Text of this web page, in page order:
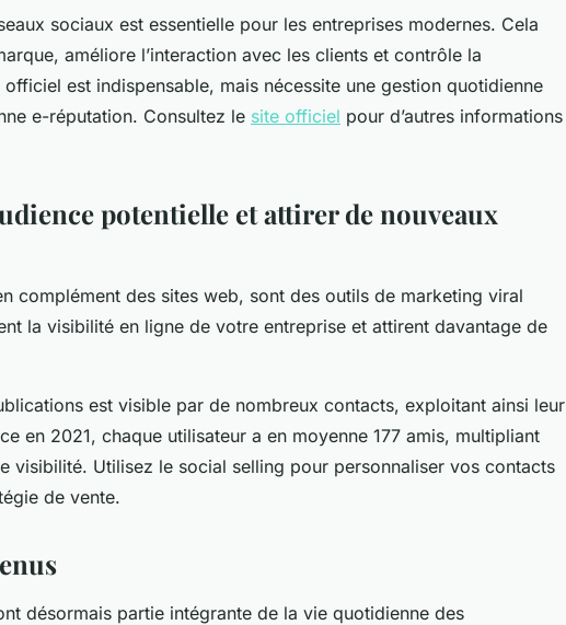
sociaux est essentielle pour les entreprises modernes. Cela
améliore l’interaction avec les clients et contrôle la
est indispensable, mais nécessite une gestion quotidienne
e-réputation. Consultez le site officiel pour d’autres informations
potentielle et attirer de nouveaux
complément des sites web, sont des outils de marketing viral
la visibilité en ligne de votre entreprise et attirent davantage de
est visible par de nombreux contacts, exploitant ainsi leur
en 2021, chaque utilisateur a en moyenne 177 amis, multipliant
visibilité. Utilisez le social selling pour personnaliser vos contacts
de vente.
désormais partie intégrante de la vie quotidienne des